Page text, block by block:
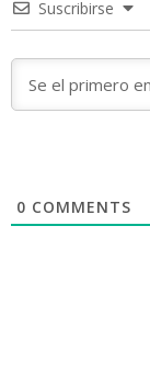
Suscribirse
0 COMMENTS